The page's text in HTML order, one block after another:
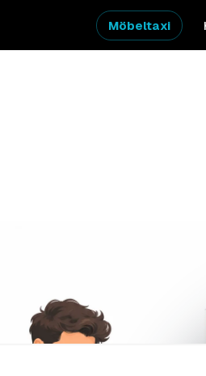
Möbeltaxi